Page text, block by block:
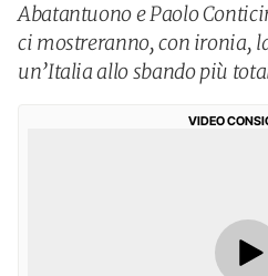
Abatantuono e Paolo
ci mostreranno, con ironia,
un’Italia allo sbando più
VIDEO